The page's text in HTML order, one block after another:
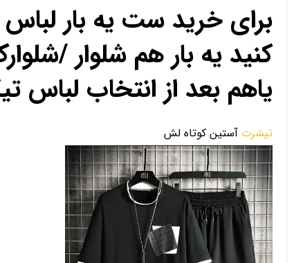
برای خرید ست یه بار
کنید یه بار هم شلوار /
یاهم بعد از انتخاب لباس
تیشرت آستین کوتاه لش